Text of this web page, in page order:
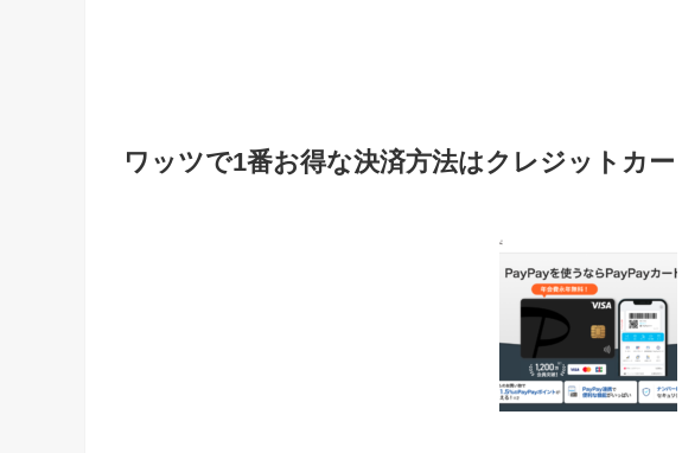
ワッツで1番お得な決済方法はクレジットカー